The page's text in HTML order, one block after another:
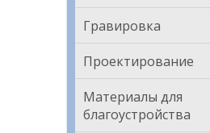
Гравировка
Проектирование
Материалы для
благоустройства